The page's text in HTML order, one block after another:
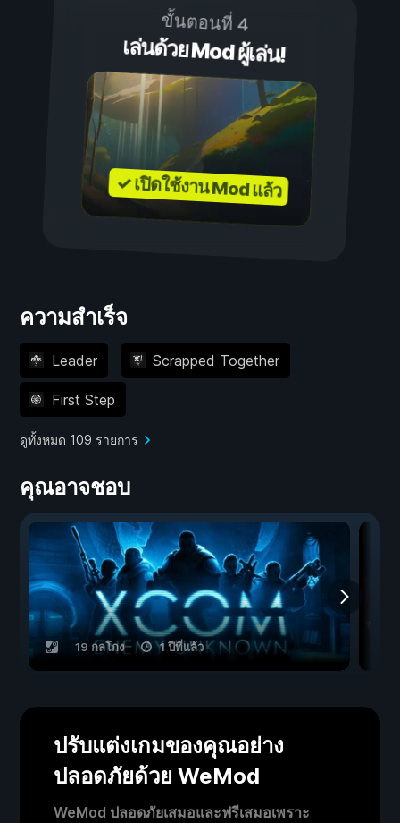
ขั้นตอนที่ 4
เล่นด้วย Mod ผู้เล่น!
✓ เปิดใช้งาน Mod แล้ว
ความสำเร็จ
Leader Scrapped Together
First Step
ดูทั้งหมด 109 รายการ
คุณอาจชอบ
19 กลโกง 1 ปีที่แล้ว
ปรับแต่งเกมของคุณอย่าง
ปลอดภัยด้วย WeMod
WeMod ปลอดภัยเสมอและฟรีเสมอเพราะ